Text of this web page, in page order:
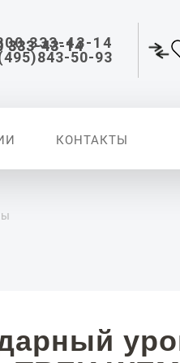
333-43-14
50-93
КОНТАКТЫ